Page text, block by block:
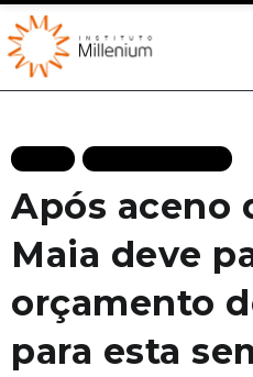
Após aceno
Maia deve
orçamento
para esta